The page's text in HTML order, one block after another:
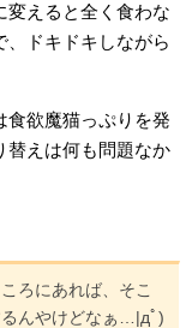
変えると全く食わな
、ドキドキしながら
食欲魔猫っぷりを発
替えは何も問題なか
ろにあれば、そこ
んやけどなぁ…|дﾟ)